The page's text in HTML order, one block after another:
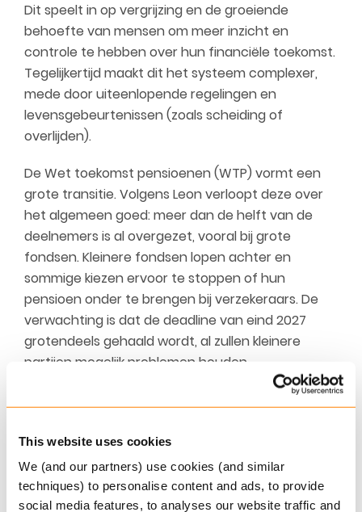
This website uses cookies
We (and our partners) use cookies (and similar
techniques) to personalise content and ads, to provide
social media features, to analyses our website traffic and
Dit speelt in op vergrijzing en de groeiende
behoefte van mensen om meer inzicht en
controle te hebben over hun financiële toekomst.
Tegelijkertijd maakt dit het systeem complexer,
mede door uiteenlopende regelingen en
levensgebeurtenissen (zoals scheiding of
overlijden).
De Wet toekomst pensioenen (WTP) vormt een
grote transitie. Volgens Leon verloopt deze over
het algemeen goed: meer dan de helft van de
deelnemers is al overgezet, vooral bij grote
fondsen. Kleinere fondsen lopen achter en
sommige kiezen ervoor te stoppen of hun
pensioen onder te brengen bij verzekeraars. De
verwachting is dat de deadline van eind 2027
grotendeels gehaald wordt, al zullen kleinere
partijen mogelijk problemen houden.
pensioenrechten naar nieuwe systemen is
complex en vereist nauwkeurige data en zware
berekeningen. Daarnaast wordt AI ingezet om
datamigraties efficiënter te maken. Veel